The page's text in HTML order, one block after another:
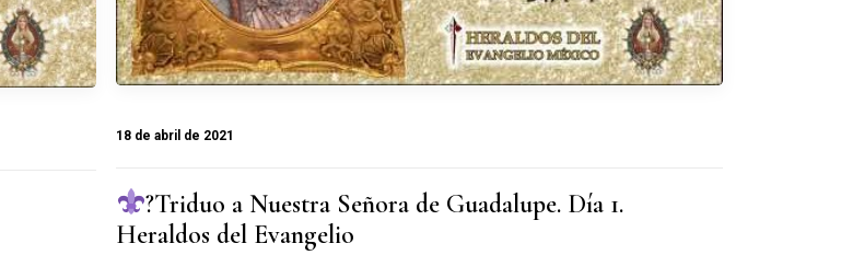
18 de abril de 2021
?Triduo a Nuestra Señora de Guadalupe. Día 1.
Heraldos del Evangelio